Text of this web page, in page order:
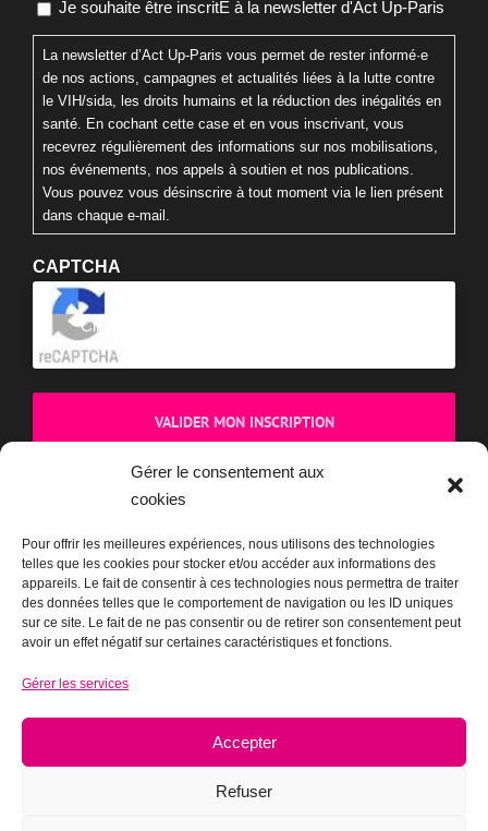
Gérer le consentement aux
cookies
Pour offrir les meilleures expériences, nous utilisons des technologies
telles que les cookies pour stocker et/ou accéder aux informations des
appareils. Le fait de consentir à ces technologies nous permettra de traiter
des données telles que le comportement de navigation ou les ID uniques
sur ce site. Le fait de ne pas consentir ou de retirer son consentement peut
avoir un effet négatif sur certaines caractéristiques et fonctions.
Gérer les services
Accepter
Refuser
Je souhaite être inscritE à la newsletter d'Act Up-Paris
La newsletter d’Act Up-Paris vous permet de rester informé·e
de nos actions, campagnes et actualités liées à la lutte contre
le VIH/sida, les droits humains et la réduction des inégalités en
santé. En cochant cette case et en vous inscrivant, vous
recevrez régulièrement des informations sur nos mobilisations,
nos événements, nos appels à soutien et nos publications.
Vous pouvez vous désinscrire à tout moment via le lien présent
dans chaque e-mail.
CAPTCHA
Cliquez pour accepter la validation reCaptcha.
BOUTIQUE